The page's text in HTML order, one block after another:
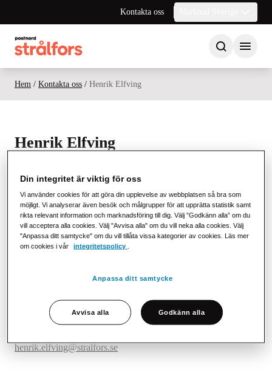
Kontakta oss
Hem / Kontakta oss / Henrik Elfving
Henrik Elfving
Kontaktinformation
henrik.elfving@stralfors.se
Din integritet är viktig för oss
Vi använder cookies för att göra din upplevelse av webbplatsen så bra som
möjligt. Vi analyserar även besök och målgrupper för att upprätta statistik samt
rikta relevant information och marknadsföring till dig. Välj ”Godkänn alla” om du
vill acceptera alla cookies. Välj "Avvisa alla" om du vill neka alla cookies. Välj
"Anpassa ditt samtycke" om du vill tillåta vissa kategorier av cookies. Läs mer
om cookies i vår
integritetspolicy
Anpassa ditt samtycke
Avvisa alla Godkänn alla